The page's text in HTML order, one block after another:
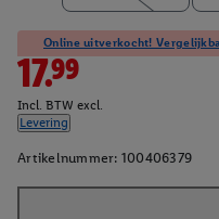
Online uitverkocht!
17.99
Incl. BTW excl.
Levering
Artikelnummer: 100406379